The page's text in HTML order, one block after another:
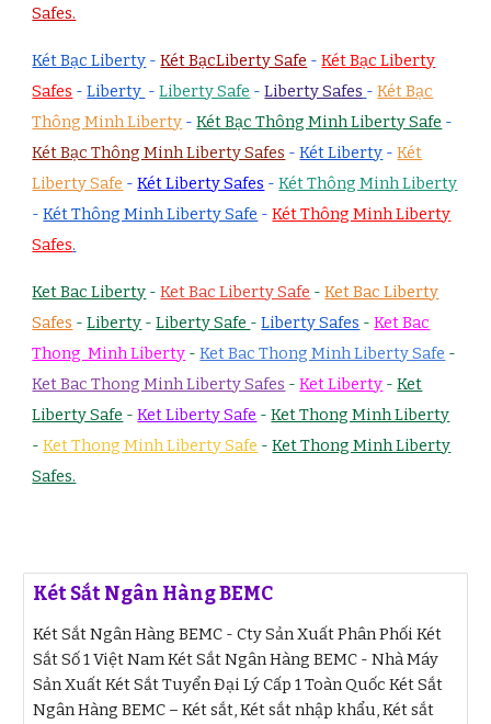
Safes.
Két Bạc Liberty -Két BạcLiberty Safe -Két Bạc Liberty
Safes -Liberty -Liberty Safe -Liberty Safes -Két Bạc
Thông Minh Liberty -Két Bạc Thông Minh Liberty Safe -
Két Bạc Thông Minh Liberty Safes -Két Liberty -Két
Liberty Safe -Két Liberty Safes -Két Thông Minh Liberty
-Két Thông Minh Liberty Safe -Két Thông Minh Liberty
Safes.
Ket Bac Liberty -Ket Bac Liberty Safe -Ket Bac Liberty
Safes -Liberty -Liberty Safe -Liberty Safes -Ket Bac
Thong Minh Liberty -Ket Bac Thong Minh Liberty Safe -
Ket Bac Thong Minh Liberty Safes -Ket Liberty -Ket
Liberty Safe -Ket Liberty Safe -Ket Thong Minh Liberty
-Ket Thong Minh Liberty Safe -Ket Thong Minh Liberty
Safes.
Két Sắt Ngân Hàng BEMC
Két Sắt Ngân Hàng BEMC - Cty Sản Xuất Phân Phối Két
Sắt Số 1 Việt Nam Két Sắt Ngân Hàng BEMC - Nhà Máy
Sản Xuất Két Sắt Tuyển Đại Lý Cấp 1 Toàn Quốc Két Sắt
Ngân Hàng BEMC – Két sắt, Két sắt nhập khẩu, Két sắt